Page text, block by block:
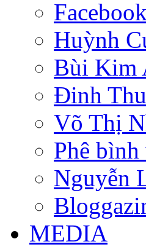
Huỳnh
Bùi Kim
Đinh
Võ Thị
Phê bình
Nguyễn
MEDIA